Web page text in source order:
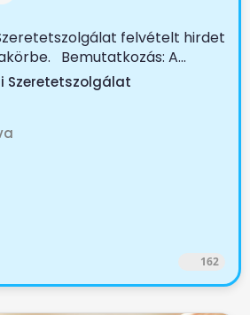
felvételt hirdet
Bemutatkozás: A...
Szeretetszolgálat
162